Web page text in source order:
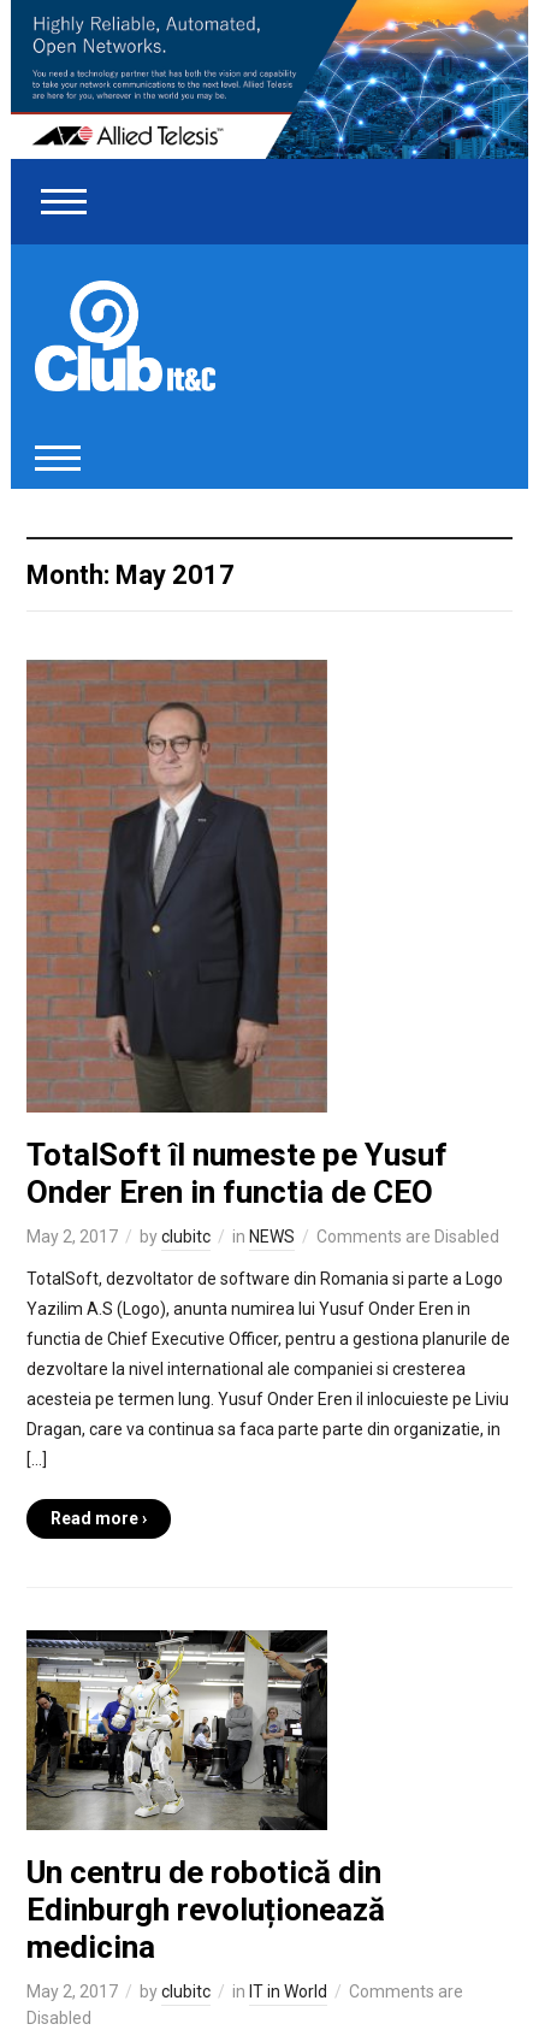
Month: May 2017
TotalSoft îl numeste pe Yusuf
Onder Eren in functia de CEO
May 2, 2017 byclubitc in NEWS Comments are Disabled
TotalSoft, dezvoltator de software din Romania si parte a Logo
Yazilim A.S (Logo), anunta numirea lui Yusuf Onder Eren in
functia de Chief Executive Officer, pentru a gestiona planurile de
dezvoltare la nivel international ale companiei si cresterea
acesteia pe termen lung. Yusuf Onder Eren il inlocuieste pe Liviu
Dragan, care va continua sa faca parte parte din organizatie, in
[…]
Read more ›
Un centru de robotică din
Edinburgh revoluționează
medicina
May 2, 2017 byclubitc in IT in World
Comments are
Disabled